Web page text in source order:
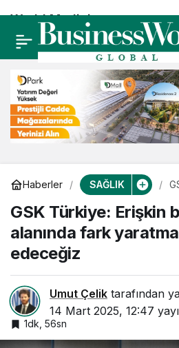
Haberler SAĞLIK
GSK Türkiye: Erişkin
alanında fark
edeceğiz
Umut Çelik tarafından
14 Mart 2025, 12:47
1dk, 56sn
World Medicine
TURQUALITY® ana
programına geçti